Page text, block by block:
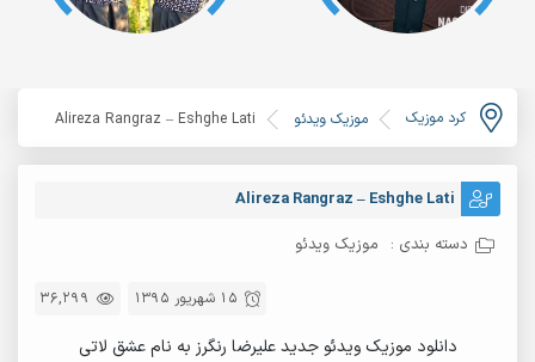
کرد موزیک موزیک ویدئو Alireza Rangraz – Eshghe Lati
Alireza Rangraz – Eshghe Lati
دسته بندی : موزیک ویدئو
36,299 15 شهریور 1395
دانلود موزیک ویدئو جدید علیرضا رنگرز به نام عشق لاتی